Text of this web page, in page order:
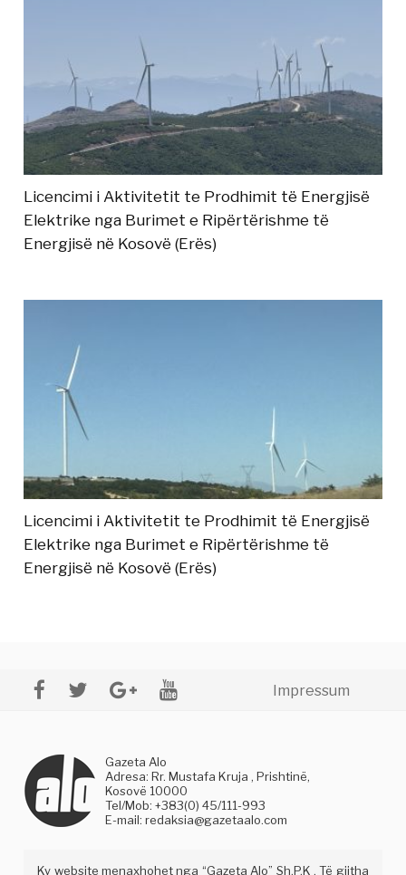
Licencimi i Aktivitetit te Prodhimit të Energjisë
Elektrike nga Burimet e Ripërtërishme të
Energjisë në Kosovë (Erës)
Licencimi i Aktivitetit te Prodhimit të Energjisë
Elektrike nga Burimet e Ripërtërishme të
Energjisë në Kosovë (Erës)
Impressum
Gazeta Alo
Adresa: Rr. Mustafa Kruja , Prishtinë,
Kosovë 10000
Tel/Mob: +383(0) 45/111-993
E-mail:redaksia@gazetaalo.com
Ky website menaxhohet nga “Gazeta Alo” Sh.P.K . Të gjitha